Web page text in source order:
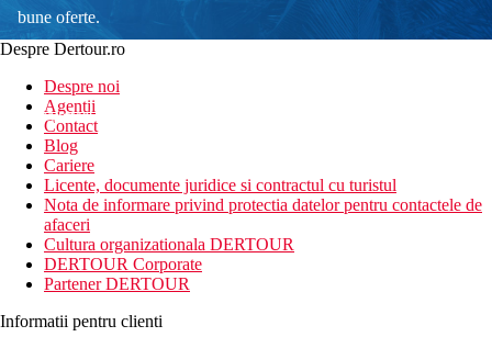
bune oferte.
newsletter!
Despre Dertour.ro
Despre noi
Agentii
Contact
Blog
Cariere
Licente, documente juridice si contractul cu turistul
Nota de informare privind protectia datelor pentru contactele de
afaceri
Cultura organizationala DERTOUR
DERTOUR Corporate
Partener DERTOUR
Informatii pentru clienti